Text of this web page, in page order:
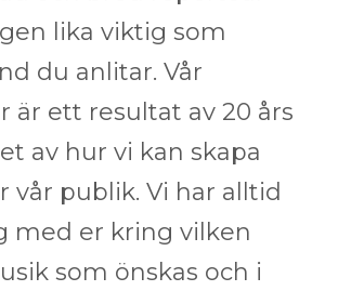
lika viktig som
du anlitar. Vår
är ett resultat av 20 års
av hur vi kan skapa
vår publik. Vi har alltid
med er kring vilken
som önskas och i